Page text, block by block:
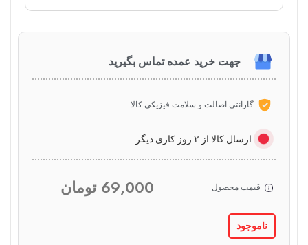
جهت خرید عمده تماس بگیرید
گارانتی اصالت و سلامت فیزیکی کالا
ارسال کالا از ۲ روز کاری دیگر
قیمت محصول 69,000 تومان
ناموجود